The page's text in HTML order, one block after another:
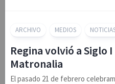
ARCHIVO MEDIOS
Regina volvió a Siglo
Matronalia
El pasado 21 de febrero